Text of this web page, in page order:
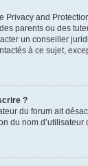
Privacy and
parents ou des
un conseiller
à ce sujet,
?
du forum ait
du nom